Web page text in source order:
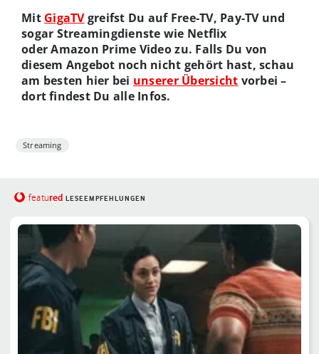
Mit GigaTVgreifst Du auf Free-TV, Pay-TV und
sogar Streamingdienste wie Netflix
oderAmazon Prime Video zu. Falls Du von
diesem Angebot noch nicht gehört hast, schau
am besten hier bei unserer Übersicht vorbei –
dort findest Du alle Infos.
Streaming
featured LESEEMPFEHLUNGEN